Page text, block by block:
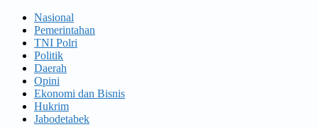
Nasional
Pemerintahan
TNI Polri
Politik
Daerah
Opini
Ekonomi dan Bisnis
Hukrim
Jabodetabek